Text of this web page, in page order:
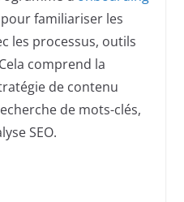
familiariser les
les processus, outils
comprend la
de contenu
de mots-clés,
SEO.